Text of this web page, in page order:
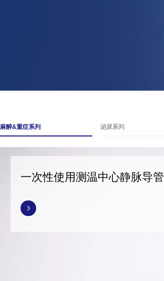
麻醉&重症系列 泌尿系列
一次性使用测温中心静脉导管